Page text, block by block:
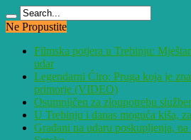
Ne Propustite
Filmska potjera u Trebinju:
udar
Legendarni Ćiro: Pruga koja je
primorje (VIDEO)
Osumnjičen za zloupotrebu
U Trebinju i danas moguća kiša,
Građani na udaru poskupljenja,